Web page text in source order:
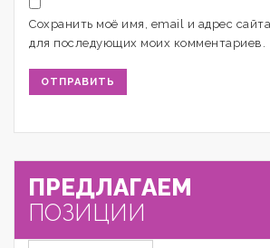
Сохранить моё имя, email и адрес
для последующих моих комментариев.
ПРЕДЛАГАЕМ
ПОЗИЦИИ